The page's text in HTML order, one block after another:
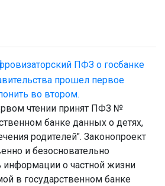
ПФЗ о госбанке
прошел первое
во втором.
чтении принят ПФЗ №
банке данных о детях,
родителей". Законопроект
и безосновательно
информации о частной жизни
в государственном банке